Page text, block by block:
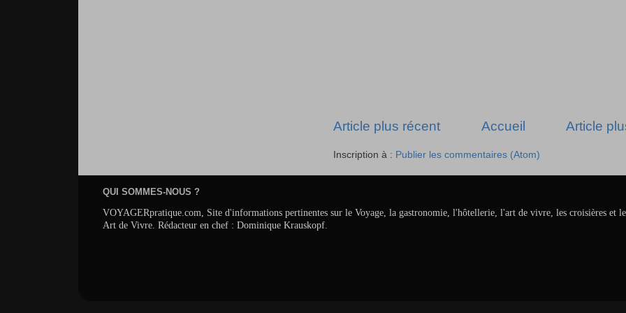
Article plus récent Article
Accueil
Inscription à : Publier les commentaires (Atom)
QUI SOMMES-NOUS ?
VOYAGERpratique.com, Site d'informations pertinentes sur le Voyage, la gastronomie, l'hôtellerie, l'art de vivre, les croisières et
Art de Vivre. Rédacteur en chef : Dominique Krauskopf.